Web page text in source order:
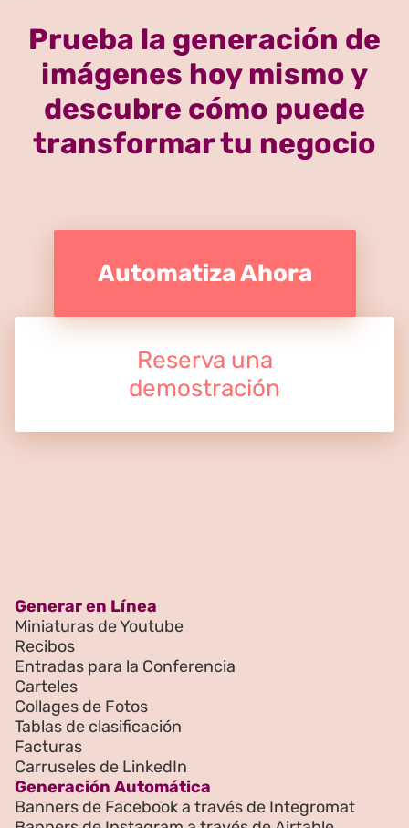
Prueba la generación de
imágenes hoy mismo y
descubre cómo puede
transformar tu negocio
Automatiza Ahora
Reserva una
demostración
Generar en Línea
Miniaturas de Youtube
Recibos
Entradas para la Conferencia
Carteles
Collages de Fotos
Tablas de clasificación
Facturas
Carruseles de LinkedIn
Generación Automática
Banners de Facebook a través de Integromat